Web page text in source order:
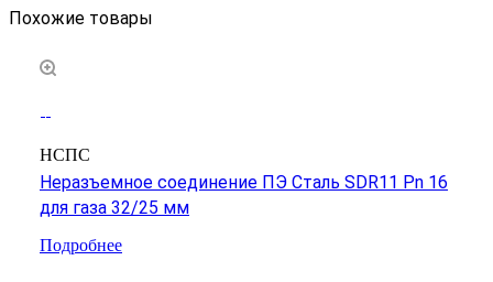
Похожие товары
НСПС
Неразъемное соединение ПЭ Сталь SDR11 Pn 16
для газа 32/25 мм
Подробнее